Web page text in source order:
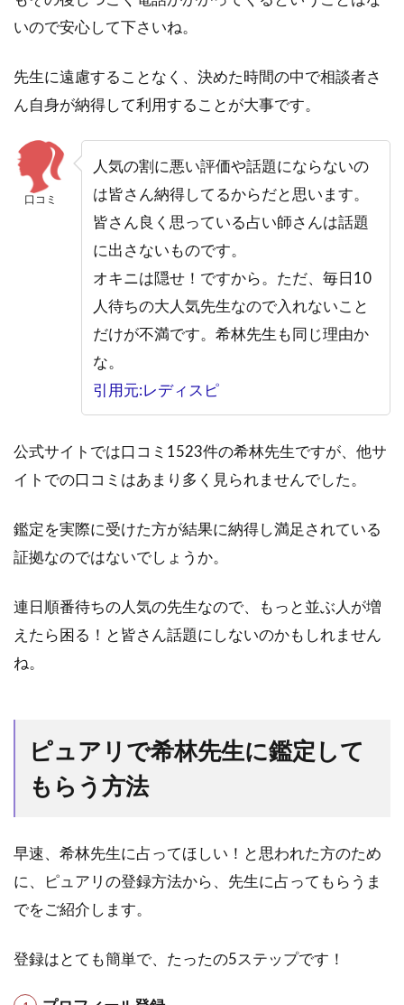
いので安心して下さいね。
先生に遠慮することなく、決めた時間の中で相談者さ
ん自身が納得して利用することが大事です。
口コミ
人気の割に悪い評価や話題にならないの
は皆さん納得してるからだと思います。
皆さん良く思っている占い師さんは話題
に出さないものです。
オキニは隠せ！ですから。ただ、毎日10
人待ちの大人気先生なので入れないこと
だけが不満です。希林先生も同じ理由か
な。
引用元:レディスピ
公式サイトでは口コミ1523件の希林先生ですが、他サ
イトでの口コミはあまり多く見られませんでした。
鑑定を実際に受けた方が結果に納得し満足されている
証拠なのではないでしょうか。
連日順番待ちの人気の先生なので、もっと並ぶ人が増
えたら困る！と皆さん話題にしないのかもしれません
ね。
ピュアリで希林先生に鑑定して
もらう方法
早速、希林先生に占ってほしい！と思われた方のため
に、ピュアリの登録方法から、先生に占ってもらうま
でをご紹介します。
登録はとても簡単で、たったの5ステップです！